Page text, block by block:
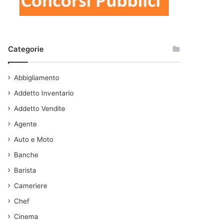
Categorie
Abbigliamento
Addetto Inventario
Addetto Vendite
Agente
Auto e Moto
Banche
Barista
Cameriere
Chef
Cinema